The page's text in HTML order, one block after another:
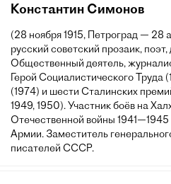
Константин Симонов
(28 ноября 1915, Петроград — 28
русский советский прозаик,
Общественный деятель,
Герой Социалистического Труда
(1974) и шести Сталинских
1949, 1950). Участник боёв на
Отечественной войны 1941—1945
Армии. Заместитель
писателей СССР.